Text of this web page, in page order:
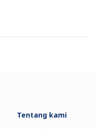
Tentang kami